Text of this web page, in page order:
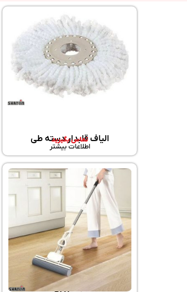
الیاف قابدار دسته طی
تماس بگیرید
اطلاعات بیشتر